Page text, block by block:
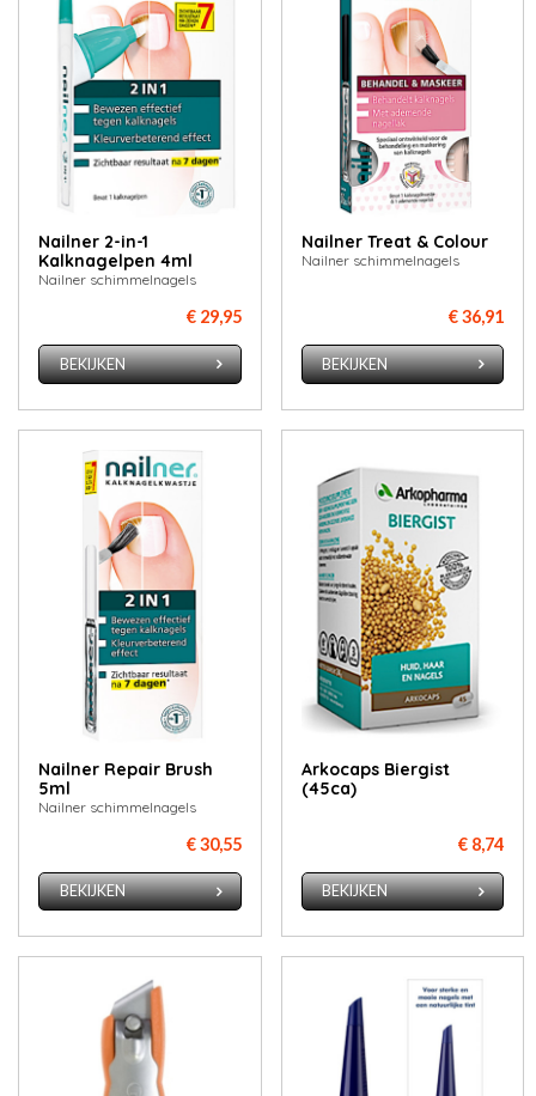
Nailner 2-in-1
Kalknagelpen 4ml
Nailner schimmelnagels
€ 29,95
BEKIJKEN
Nailner Treat & Colour
Nailner schimmelnagels
€ 36,91
BEKIJKEN
Nailner Repair Brush
5ml
Nailner schimmelnagels
€ 30,55
BEKIJKEN
Arkocaps Biergist
(45ca)
€ 8,74
BEKIJKEN